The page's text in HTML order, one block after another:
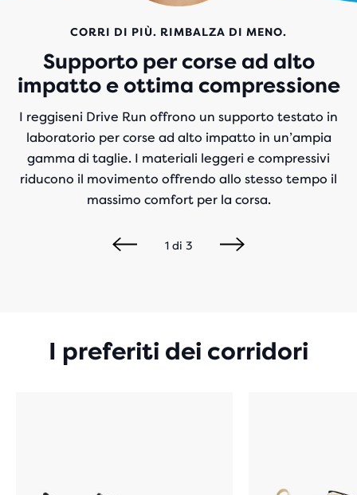
CORRI DI PIÙ. RIMBALZA DI MENO.
Supporto per corse ad alto
impatto e ottima compressione
I reggiseni Drive Run offrono un supporto testato in
laboratorio per corse ad alto impatto in un’ampia
gamma di taglie. I materiali leggeri e compressivi
riducono il movimento offrendo allo stesso tempo il
massimo comfort per la corsa.
1di 3
I preferiti dei corridori